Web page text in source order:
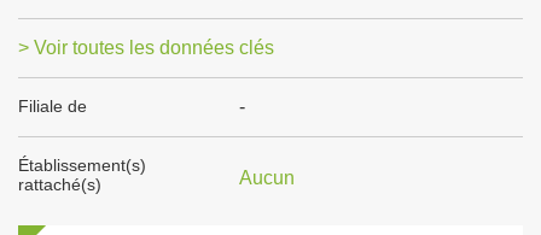
> Voir toutes les données clés
Filiale de -
Établissement(s)
rattaché(s)
Aucun